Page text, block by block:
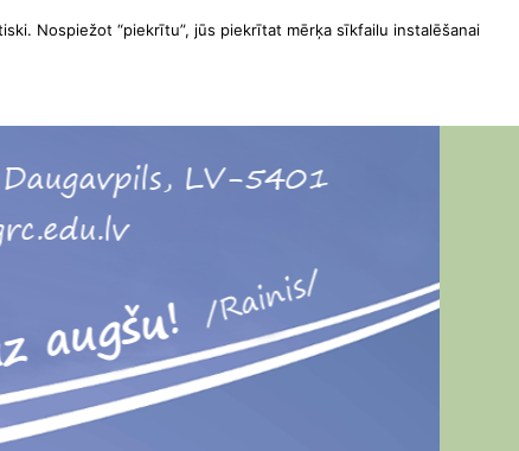
Nospiežot “piekrītu”, jūs piekrītat mērķa sīkfailu instalēšanai